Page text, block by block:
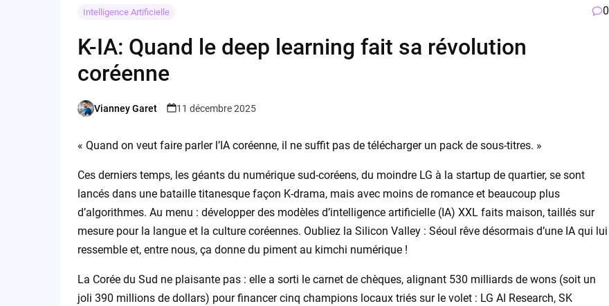
Intelligence Artificielle 0
K-IA: Quand le deep learning fait sa révolution
coréenne
Posted
Vianney Garet 11 décembre 2025
« Quand on veut faire parler l’IA coréenne, il ne suffit pas de télécharger un pack de sous-titres. »
Ces derniers temps, les géants du numérique sud-coréens, du moindre LG à la startup de quartier, se sont
lancés dans une bataille titanesque façon K-drama, mais avec moins de romance et beaucoup plus
d’algorithmes. Au menu : développer des modèles d’intelligence artificielle (IA) XXL faits maison, taillés sur
mesure pour la langue et la culture coréennes. Oubliez la Silicon Valley : Séoul rêve désormais d’une IA qui lui
ressemble et, entre nous, ça donne du piment au kimchi numérique !
La Corée du Sud ne plaisante pas : elle a sorti le carnet de chèques, alignant 530 milliards de wons (soit un
joli 390 millions de dollars) pour financer cinq champions locaux triés sur le volet : LG AI Research, SK